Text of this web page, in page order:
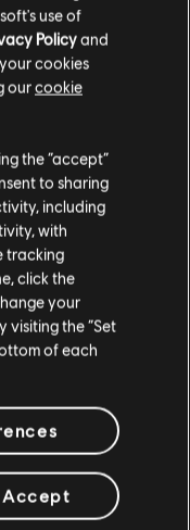
rainbow6br
dalle 13:30
in Brasile
G2 Esports,Mockit
use of
Policyand
your cookies
ourcookie
the “accept”
to sharing
including
with
tracking
click the
your
visiting the “Set
of each
Accept